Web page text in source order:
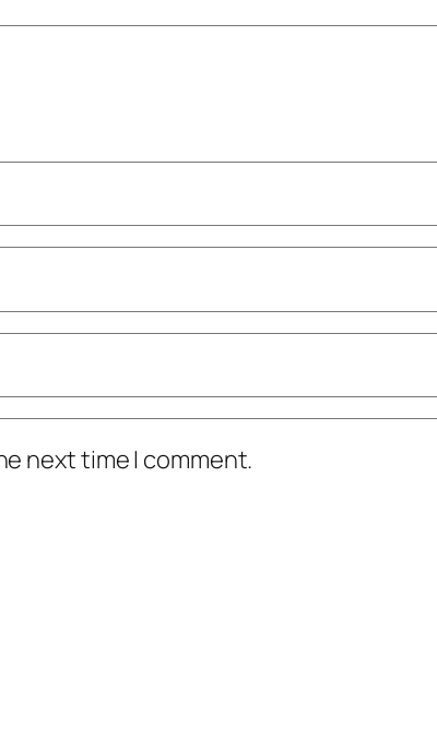
next time I comment.